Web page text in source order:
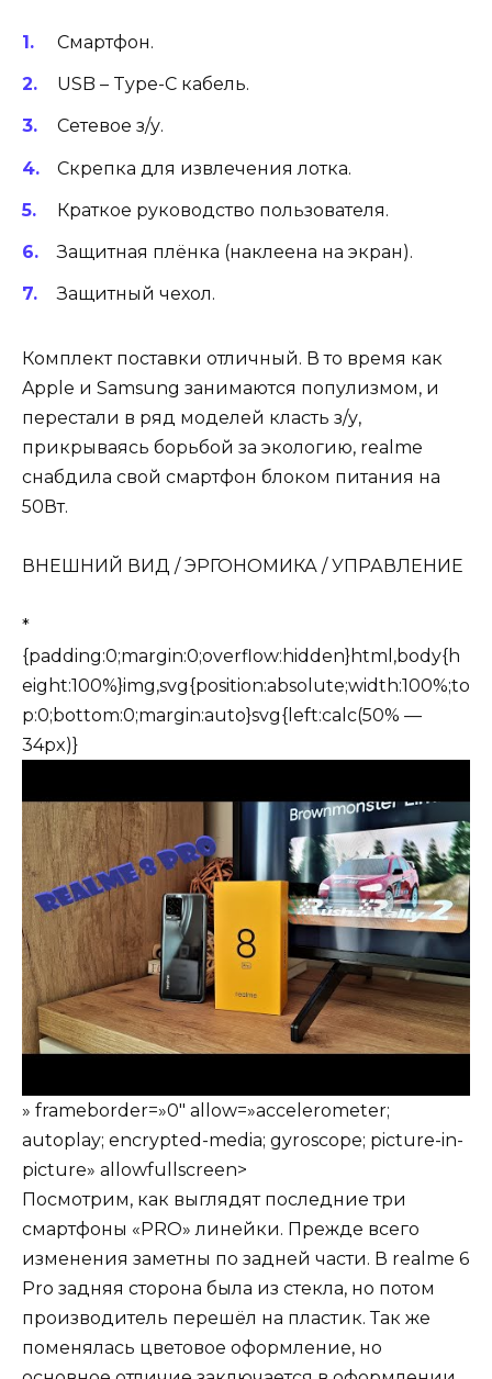
Смартфон.
USB – Type-C кабель.
Сетевое з/у.
Скрепка для извлечения лотка.
Краткое руководство пользователя.
Защитная плёнка (наклеена на экран).
Защитный чехол.
Комплект поставки отличный. В то время как
Apple и Samsung занимаются популизмом, и
перестали в ряд моделей класть з/у,
прикрываясь борьбой за экологию, realme
снабдила свой смартфон блоком питания на
50Вт.
ВНЕШНИЙ ВИД / ЭРГОНОМИКА / УПРАВЛЕНИЕ
*
{padding:0;margin:0;overflow:hidden}html,body{h
eight:100%}img,svg{position:absolute;width:100%;to
p:0;bottom:0;margin:auto}svg{left:calc(50% —
34px)}
» frameborder=»0″ allow=»accelerometer;
autoplay; encrypted-media; gyroscope; picture-in-
picture» allowfullscreen>
Посмотрим, как выглядят последние три
смартфоны «PRO» линейки. Прежде всего
изменения заметны по задней части. В realme 6
Pro задняя сторона была из стекла, но потом
производитель перешёл на пластик. Так же
поменялась цветовое оформление, но